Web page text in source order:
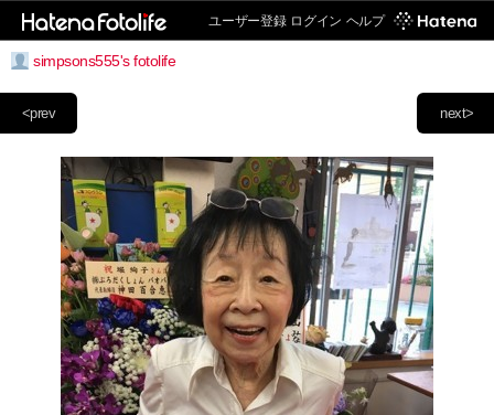
ユーザー登録 ログイン ヘルプ
simpsons555's fotolife
next>
<prev